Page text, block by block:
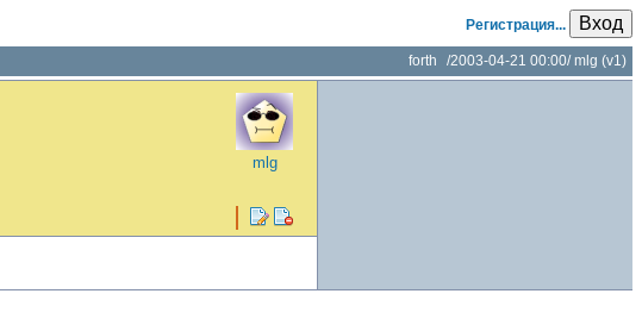
Регистрация... Вход
forth /2003-04-21 00:00/mlg (v1)
mlg